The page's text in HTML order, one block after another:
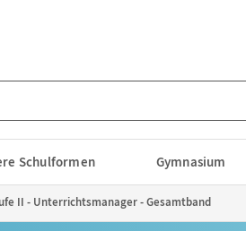
Schulformen Gymnasium
II - Unterrichtsmanager - Gesamtband